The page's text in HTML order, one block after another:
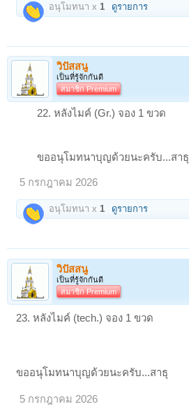
อนุโมทนา x 1 ดูรายการ
วิปัสสนู
เป็นที่รู้จักกันดี
สมาชิก Premium
22. หลังไมค์ (Gr.) จอง 1 ขวด
ขออนุโมทนาบุญด้วยนะครับ...สาธุ
5 กรกฎาคม 2026
อนุโมทนา x1 ดูรายการ
วิปัสสนู
เป็นที่รู้จักกันดี
สมาชิก Premium
23. หลังไมค์ (tech.) จอง 1 ขวด
ขออนุโมทนาบุญด้วยนะครับ...สาธุ
5 กรกฎาคม 2026